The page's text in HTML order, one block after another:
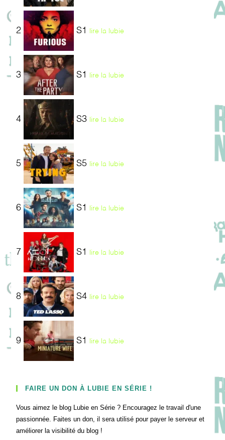
2 S1 lire la lubie
3 S1 lire la lubie
4 S3 lire la lubie
5 S5 lire la lubie
6 S1 lire la lubie
7 S1 lire la lubie
8 S4 lire la lubie
9 S1 lire la lubie
FAIRE UN DON À LUBIE EN SÉRIE !
Vous aimez le blog Lubie en Série ? Encouragez le travail d'une
passionnée. Faites un don, il sera utilisé pour payer le serveur et
améliorer la visibilité du blog !